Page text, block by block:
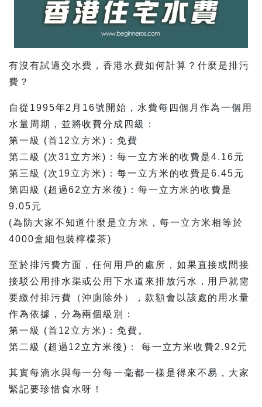
有沒有試過交水費，香港水費如何計算？什麼是排污
費？
自從1995年2月16號開始，水費每四個月作為一個用
水量周期，並將收費分成四級：
第一級 (首12立方米)：免費
第二級 (次31立方米)：每一立方米的收費是4.16元
第三級 (次19立方米)：每一立方米的收費是6.45元
第四級 (超過62立方米後)：每一立方米的收費是
9.05元
(為防大家不知道什麼是立方米，每一立方米相等於
4000盒細包裝檸檬茶)
至於排污費方面，任何用戶的處所，如果直接或間接
接駁公用排水渠或公用下水道來排放污水，用戶就需
要繳付排污費（沖廁除外），款額會以該處的用水量
作為依據，分為兩個級別：
第一級 (首12立方米)：免費。
第二級 (超過12立方米後)： 每一立方米收費2.92元
其實每滴水與每一分每一毫都一樣是得來不易，大家
緊記要珍惜食水呀！